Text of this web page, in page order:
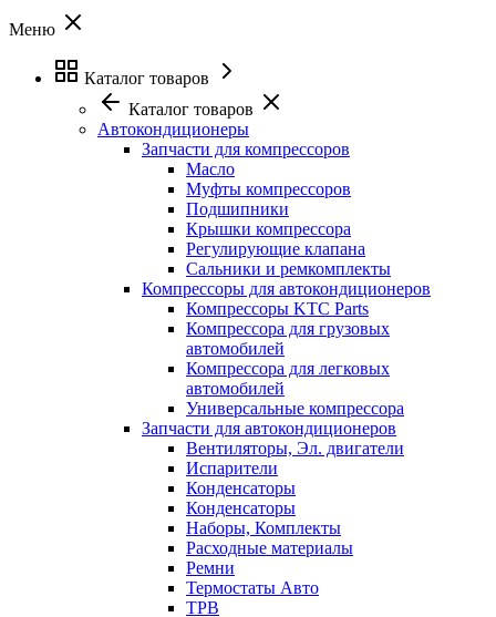
Меню
Каталог товаров
Каталог товаров
Автокондиционеры
Запчасти для компрессоров
Масло
Муфты компрессоров
Подшипники
Крышки компрессора
Регулирующие клапана
Сальники и ремкомплекты
Компрессоры для автокондиционеров
Компрессоры KTC Parts
Компрессора для грузовых
автомобилей
Компрессора для легковых
автомобилей
Универсальные компрессора
Запчасти для автокондиционеров
Вентиляторы, Эл. двигатели
Испарители
Конденсаторы
Конденсаторы
Наборы, Комплекты
Расходные материалы
Ремни
Термостаты Авто
ТРВ